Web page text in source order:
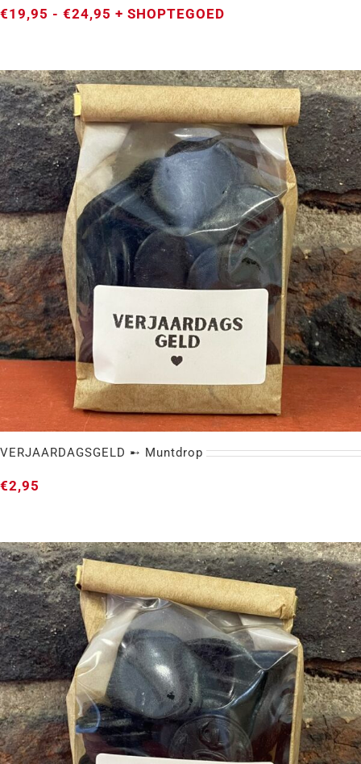
PERSOONLIJKE CADEAUBON ➸ Bon & Pakketje
voor de Feestdagen
€19,95 - €24,95 Prijsklasse:
+ SHOPTEGOED
VERJAARDAGSGELD ➸ Muntdrop
VERJAARDAGSGELD ➸ Muntdrop
€2,95